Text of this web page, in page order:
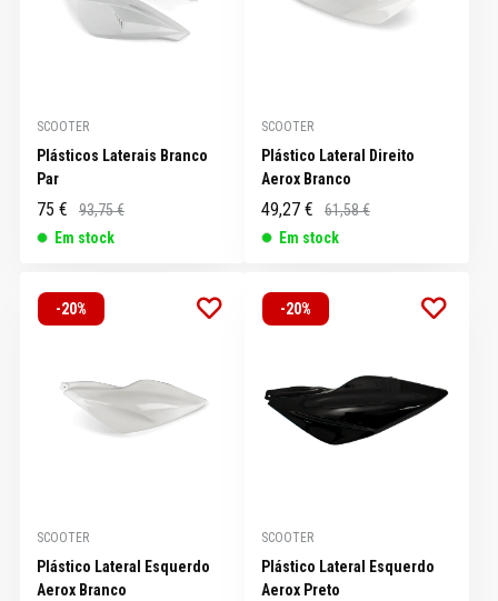
SCOOTER
Plásticos Laterais Branco
Par
75 €
93,75 €
Em stock
SCOOTER
Plástico Lateral Direito
Aerox Branco
49,27 €
61,58 €
Em stock
-20%
SCOOTER
Plástico Lateral Esquerdo
Aerox Branco
-20%
SCOOTER
Plástico Lateral Esquerdo
Aerox Preto